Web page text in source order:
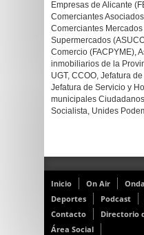
Empresas de Alicante
Comerciantes
Comerciantes
Supermercados
Comercio (FACPYME),
inmobiliarios de la
UGT, CCOO, Jefatura
Jefatura de Servicio y
municipales
Socialista, Unides
Inicio On Air
Deportes
Podcast
Contacto
Directorio
Área Social